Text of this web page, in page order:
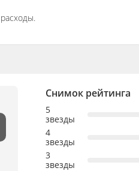
Снимок рейтинга
5
звезды
4
звезды
3
звезды